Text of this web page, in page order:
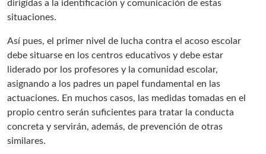
dirigidas a la identificación y comunicación de estas
situaciones.
Así pues, el primer nivel de lucha contra el acoso escolar
debe situarse en los centros educativos y debe estar
liderado por los profesores y la comunidad escolar,
asignando a los padres un papel fundamental en las
actuaciones. En muchos casos, las medidas tomadas en el
propio centro serán suficientes para tratar la conducta
concreta y servirán, además, de prevención de otras
similares.